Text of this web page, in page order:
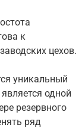
к
цехов.
уникальный
одной
резервного
ряд